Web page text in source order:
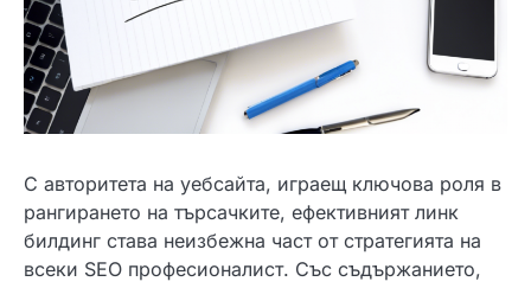
С авторитета на уебсайта, играещ ключова роля в
рангирането на търсачките, ефективният линк
билдинг става неизбежна част от стратегията на
всеки SEO професионалист. Със съдържанието,